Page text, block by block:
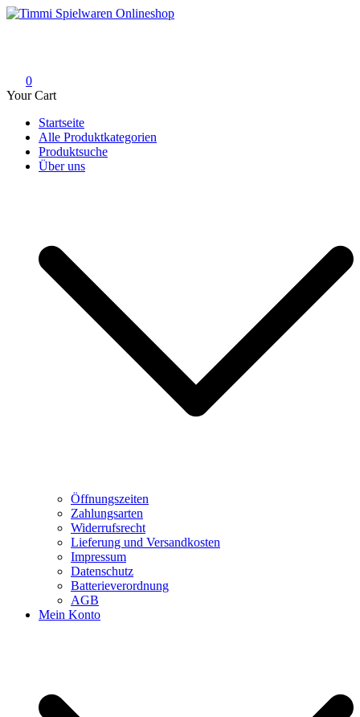
Skip
0
Your Cart
Startseite
Alle Produktkategorien
Produktsuche
Über uns
Öffnungszeiten
Zahlungsarten
Widerrufsrecht
Lieferung und Versandkosten
Impressum
Datenschutz
Batterieverordnung
AGB
Mein Konto